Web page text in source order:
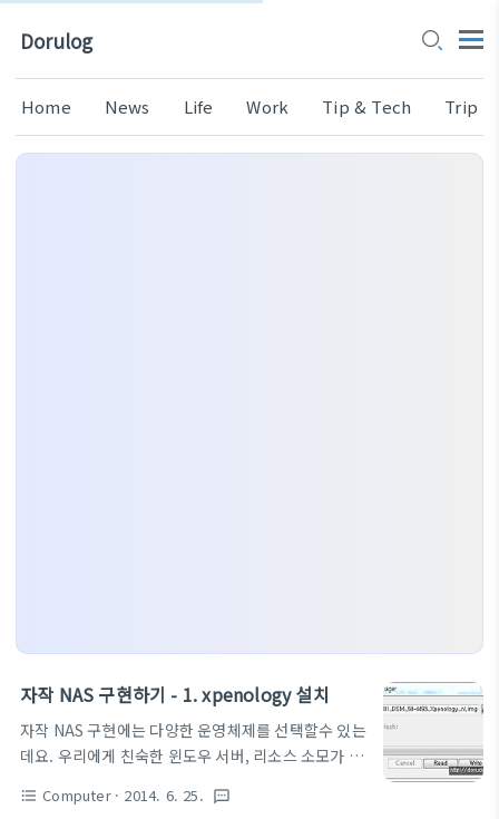
Dorulog
Home News Life Work Tip & Tech Trip
자작 NAS 구현하기 - 1. xpenology 설치
자작 NAS 구현에는 다양한 운영체제를 선택할수 있는
데요. 우리에게 친숙한 윈도우 서버, 리소스 소모가 적
NAS 전용 OS 등 다양한 옵션이 있습니다. 이중 가장
format_list_bulleted Computer · 2014. 6. 25. textsms